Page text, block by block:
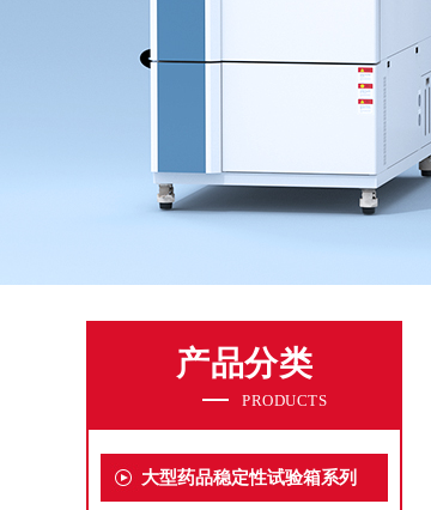
产品分类
PRODUCTS
大型药品稳定性试验箱系列